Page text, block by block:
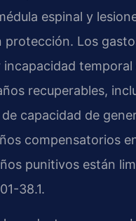
espinal y
protección. Los
recuperables,
capacidad de
compensatorios
punitivos están
38.1.